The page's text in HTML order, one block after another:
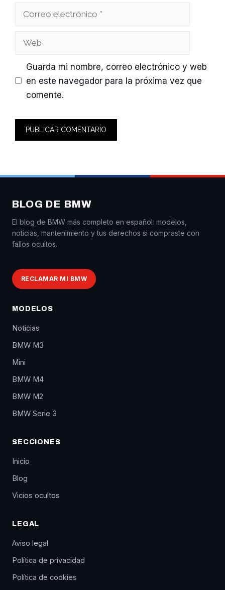
Correo
Web
Guarda mi nombre, correo electrónico y web
en este navegador para la próxima vez que
comente.
BLOG DE BMW
El blog de BMW más completo en español: modelos,
noticias, mantenimiento y tus derechos si compraste con
fallos ocultos.
RECLAMAR MI BMW
MODELOS
Noticias
BMW M3
Mini
BMW M4
BMW M2
BMW Serie 3
SECCIONES
Inicio
Blog
Vicios ocultos
LEGAL
Aviso legal
Política de privacidad
Política de cookies